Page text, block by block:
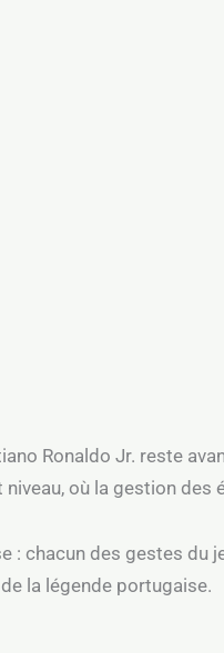
Ronaldo Jr. reste
où la gestion des
: chacun des gestes du
la légende portugaise.